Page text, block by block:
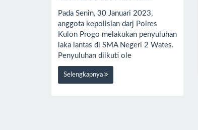
Pada Senin, 30 Januari 2023,
anggota kepolisian darj Polres
Kulon Progo melakukan penyuluhan
laka lantas di SMA Negeri 2 Wates.
Penyuluhan diikuti ole
Selengkapnya